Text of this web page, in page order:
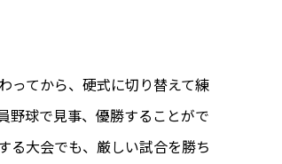
ってから、硬式に切り替えて練
野球で見事、優勝することがで
る大会でも、厳しい試合を勝ち